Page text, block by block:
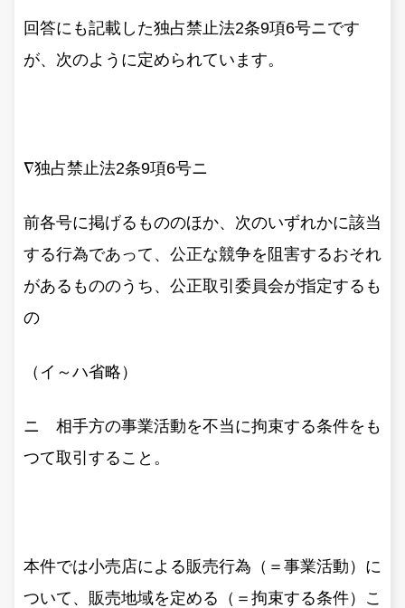
回答にも記載した独占禁止法2条9項6号ニです
が、次のように定められています。
∇独占禁止法2条9項6号ニ
前各号に掲げるもののほか、次のいずれかに該当
する行為であって、公正な競争を阻害するおそれ
があるもののうち、公正取引委員会が指定するも
の
（イ～ハ省略）
ニ 相手方の事業活動を不当に拘束する条件をも
つて取引すること。
本件では小売店による販売行為（＝事業活動）に
ついて、販売地域を定める（＝拘束する条件）こ